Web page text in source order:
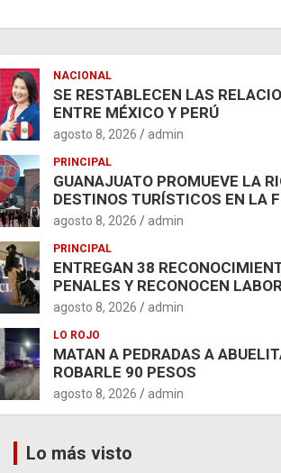
NACIONAL
SE RESTABLECEN LAS
ENTRE MÉXICO Y PERÚ
agosto 8, 2026 admin
PRINCIPAL
GUANAJUATO PROMUEVE LA
DESTINOS TURÍSTICOS EN LA
agosto 8, 2026 admin
PRINCIPAL
ENTREGAN 38
PENALES Y RECONOCEN
agosto 8, 2026 admin
LO ROJO
MATAN A PEDRADAS A
ROBARLE 90 PESOS
agosto 8, 2026 admin
Lo más visto